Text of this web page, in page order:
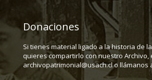
Donaciones
Si tienes material ligado a la historia de
quieres compartirlo con nuestro Archivo,
archivopatrimonial@usach.cl o llámanos